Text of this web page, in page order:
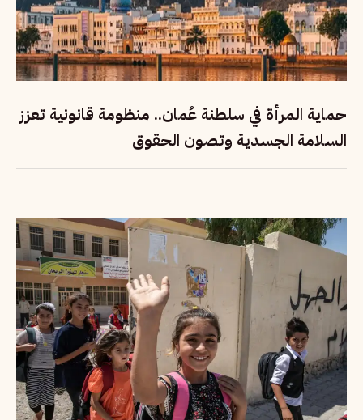
حماية المرأة في سلطنة عُمان.. منظومة قانونية تعزز
السلامة الجسدية وتصون الحقوق